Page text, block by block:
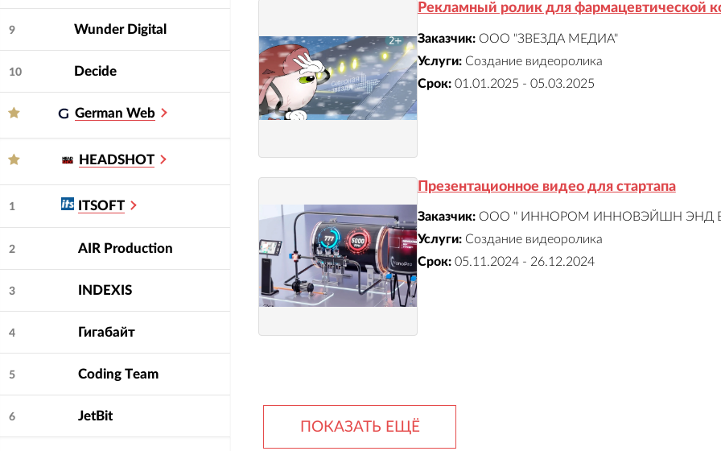
9 Wunder Digital
10 Decide
German Web
HEADSHOT
1 ITSOFT
2 AIR Production
3 INDEXIS
4 Гигабайт
5 Сoding Тeam
6 JetBit
Рекламный ролик для фармацевтической
Заказчик: ООО "ЗВЕЗДА МЕДИА"
Услуги: Создание видеоролика
Срок: 01.01.2025 - 05.03.2025
Презентационное видео для стартапа
Заказчик: ООО " ИННОРОМ ИННОВЭЙШН ЭНД
Услуги: Создание видеоролика
Срок: 05.11.2024 - 26.12.2024
ПОКАЗАТЬ ЕЩЁ